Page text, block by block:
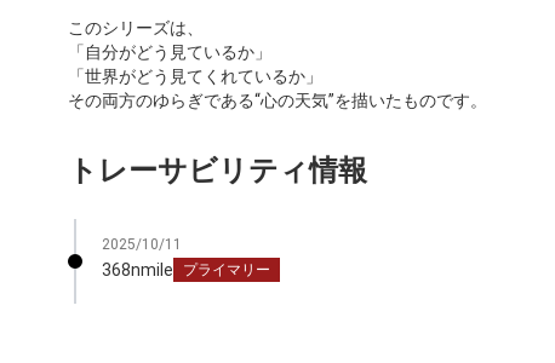
このシリーズは、
「自分がどう見ているか」
「世界がどう見てくれているか」
その両方のゆらぎである“心の天気”を描いたものです。
トレーサビリティ情報
2025/10/11
368nmile プライマリー